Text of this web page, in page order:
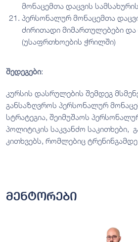
მონაცემთა დაცვის
პერსონალურ მონაცემთა
ძირითადი მიმართულებები და
(უსაფრთხოების ჭრილში)
შედეგები:
კურსის დასრულების შემდეგ
განსაზღვროს პერსონალურ
სტრატეგია, შეიმუშაოს
პოლიტიკის საკვანძო საკითხები,
კითხვებს, რომლებიც
მენტორები